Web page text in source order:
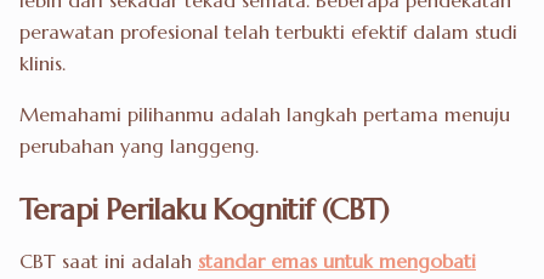
perawatan profesional telah terbukti efektif dalam studi
klinis.
Memahami pilihanmu adalah langkah pertama menuju
perubahan yang langgeng.
Terapi Perilaku Kognitif (CBT)
CBT saat ini adalah standar emas untuk mengobati